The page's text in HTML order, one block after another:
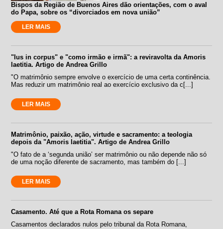
Bispos da Região de Buenos Aires dão orientações, com o aval
do Papa, sobre os “divorciados em nova união”
LER MAIS
"Ius in corpus" e "como irmão e irmã": a reviravolta da Amoris
laetitia. Artigo de Andrea Grillo
"O matrimônio sempre envolve o exercício de uma certa continência.
Mas reduzir um matrimônio real ao exercício exclusivo da c[...]
LER MAIS
Matrimônio, paixão, ação, virtude e sacramento: a teologia
depois da "Amoris laetitia". Artigo de Andrea Grillo
"O fato de a ‘segunda união’ ser matrimônio ou não depende não só
de uma noção diferente de sacramento, mas também do [...]
LER MAIS
Casamento. Até que a Rota Romana os separe
Casamentos declarados nulos pelo tribunal da Rota Romana,